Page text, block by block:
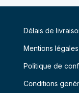
Délais de
Mentions légales
Politique de
Conditions